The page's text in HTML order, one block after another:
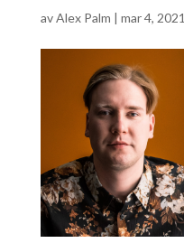
avAlex Palm | mar 4, 2021